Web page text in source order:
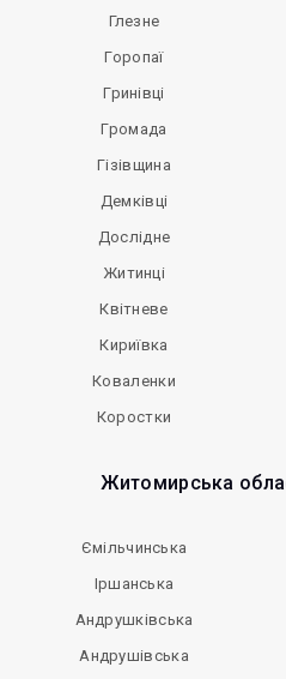
Глезне
Горопаї
Гринівці
Громада
Гізівщина
Демківці
Дослідне
Житинці
Квітневе
Кириївка
Коваленки
Коростки
Житомирська
Ємільчинська
Іршанська
Андрушківська
Андрушівська